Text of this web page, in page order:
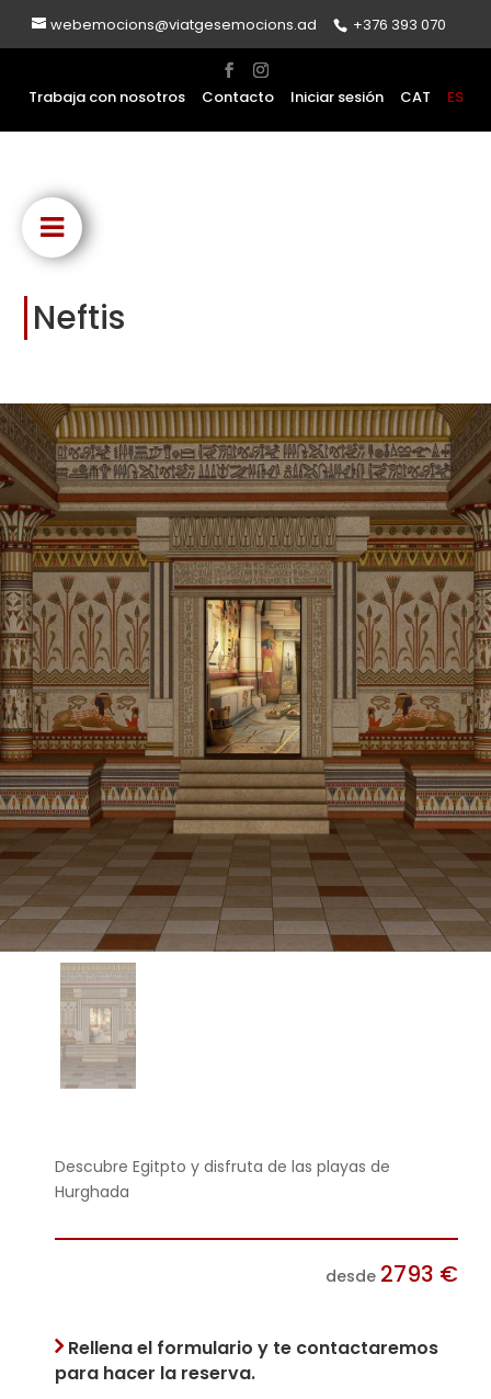
webemocions@viatgesemocions.ad +376 393 070
Trabaja con nosotros Contacto Iniciar sesión CAT ES
Neftis
Descubre Egitpto y disfruta de las playas de
Hurghada
desde 2793 €
Rellena el formulario y te contactaremos
para hacer la reserva.